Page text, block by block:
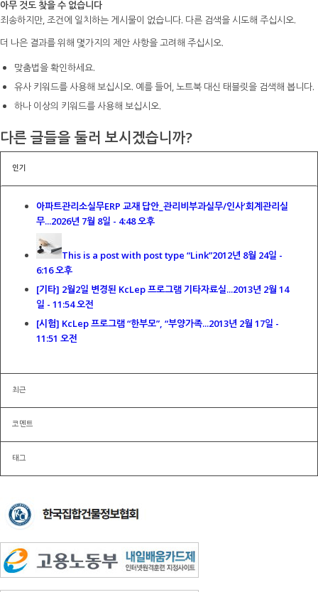
아무 것도 찾을 수 없습니다
죄송하지만, 조건에 일치하는 게시물이 없습니다. 다른 검색을 시도해 주십시오.
더 나은 결과를 위해 몇가지의 제안 사항을 고려해 주십시오.
맞춤법을 확인하세요.
유사 키워드를 사용해 보십시오. 예를 들어, 노트북 대신 태블릿을 검색해 봅니다.
하나 이상의 키워드를 사용해 보십시오.
다른 글들을 둘러 보시겠습니까?
인기
아파트관리소실무ERP 교재 답안_관리비부과실무/인사’회계관리실
무...2026년 7월 8일 - 4:48 오후
This is a post with post type “Link”2012년 8월 24일 -
6:16 오후
[기타] 2월2일 변경된 KcLep 프로그램 기타자료실...2013년 2월 14
일 - 11:54 오전
[시험] KcLep 프로그램 “한부모”, “부양가족...2013년 2월 17일 -
11:51 오전
최근
코멘트
태그